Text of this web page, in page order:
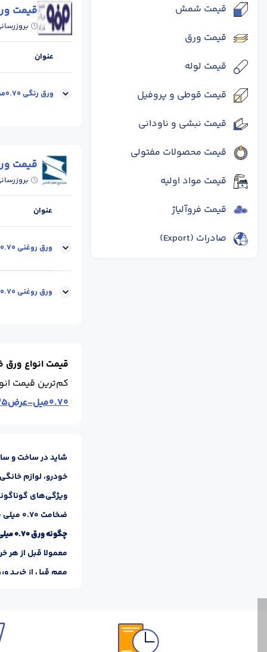
قیمت شمش
قیمت ورق
قیمت لوله
قیمت قوطی و پروفیل
قیمت نبشی و ناودانی
قیمت محصولات مفتولی
قیمت مواد اولیه
قیمت فروآلیاژ
صادرات (Export)
قیمت
عنوان
ورق رنگی 0.70میل-عرض1.25 متر-آبی-رول
قیمت
عنوان
ورق روغنی 0.70 میل-عرض1 متر-رول
ضخامت :0.70
ورق روغنی 0.70 میل-عرض 1.25 متر-رول
قیمت انواع ورق ضخامت
کم‌ترین قیمت انواع
0.70میل-عرض1.25 متر-آبی-رول
شاید در ساخت و
خودرو، لوازم
ویژگی‌های
ضخامت 0.70 میلی متر است. ضخامت یکی از موارد مهم هنگام قیمت گذاری این محصولات است؛ در واقع می‌توان گفت
چگونه ورق 0.70 میلی متر را تهیه کنیم؟
معمولا قبل از هر
مهم قبل از خرید
عوامل موثر بر قیمت ورق 0.70